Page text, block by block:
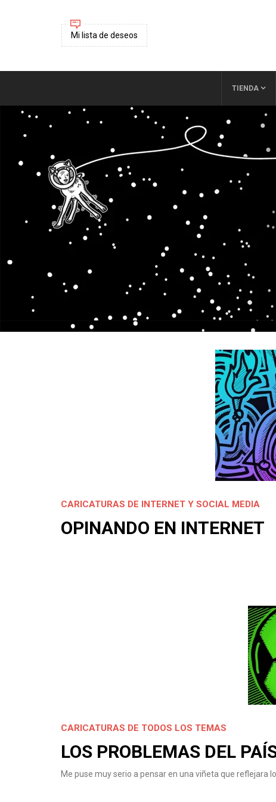
Mi lista de deseos
TIENDA
CARICATURAS DE INTERNET Y SOCIAL MEDIA
OPINANDO EN INTERNET
CARICATURAS DE TODOS LOS TEMAS
LOS PROBLEMAS DEL
Me puse muy serio a pensar en una viñeta que reflejara